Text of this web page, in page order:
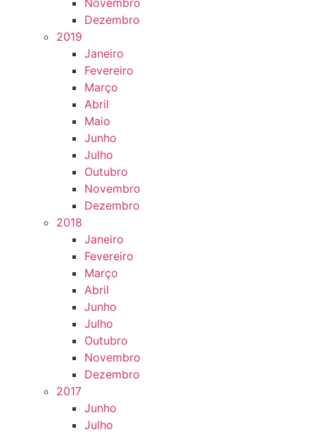
Novembro
Dezembro
2019
Janeiro
Fevereiro
Março
Abril
Maio
Junho
Julho
Outubro
Novembro
Dezembro
2018
Janeiro
Fevereiro
Março
Abril
Junho
Julho
Outubro
Novembro
Dezembro
2017
Junho
Julho